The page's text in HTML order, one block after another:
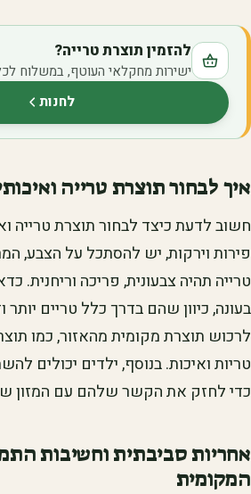
להזמין תוצרת טרייה?
ישירות מחקלאי העוטף, במשלוח
לחנות(נפתח
איך לבחור תוצרת טרייה
חשוב לדעת כיצד לבחור תוצרת טרייה
פירות וירקות, יש להסתכל על הצבע,
טרייה תהיה צבעונית, פריכה וריחנית.
בעונה, כיוון שהם בדרך כלל טריים יותר
לרכוש תוצרת מקומית מהאזור, כמו
טריות ואיכות. בנוסף, ילדים יכולים
כדי לחזק את הקשר שלהם עם המזון
אחריות סביבתית וחשיבות
המקומית